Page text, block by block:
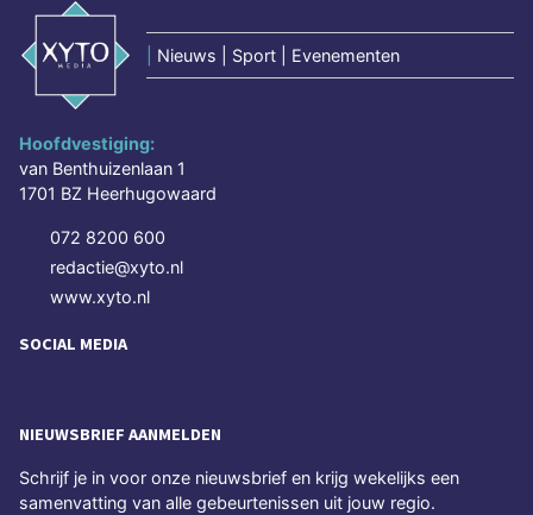
Nieuws | Sport | Evenementen
Hoofdvestiging:
van Benthuizenlaan 1
1701 BZ Heerhugowaard
072 8200 600
redactie@xyto.nl
www.xyto.nl
SOCIAL MEDIA
NIEUWSBRIEF AANMELDEN
Schrijf je in voor onze nieuwsbrief en krijg wekelijks een
samenvatting van alle gebeurtenissen uit jouw regio.